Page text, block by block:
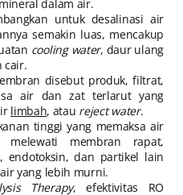
dalam air.
untuk desalinasi air
semakin luas, mencakup
cooling water, daur ulang
cair.
disebut produk, filtrat,
air dan zat terlarut yang
limbah, atau reject water.
tinggi yang memaksa air
melewati membran rapat,
endotoksin, dan partikel lain
yang lebih murni.
Therapy, efektivitas RO